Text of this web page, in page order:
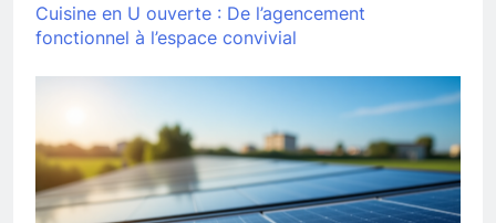
Cuisine en U ouverte : De l’agencement
fonctionnel à l’espace convivial